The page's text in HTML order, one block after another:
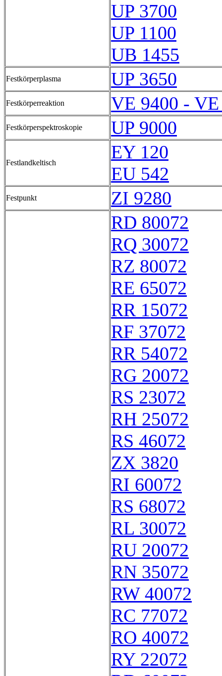
UP 3700
UP 1100
UB 1455
Festkörperplasma UP 3650
Festkörperreaktion VE 9400 -
Festkörperspektroskopie UP 9000
Festlandkeltisch
EY 120
EU 542
Festpunkt
ZI 9280
RD 80072
RQ 30072
RZ 80072
RE 65072
RR 15072
RF 37072
RR 54072
RG 20072
RS 23072
RH 25072
RS 46072
ZX 3820
RI 60072
RS 68072
RL 30072
RU 20072
RN 35072
RW 40072
RC 77072
RO 40072
RY 22072